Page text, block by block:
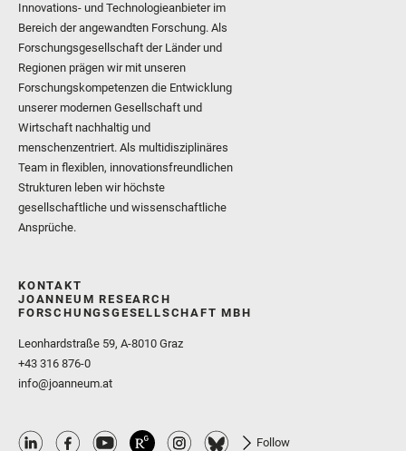
Innovations- und Technologieanbieter im
Bereich der angewandten Forschung. Als
Forschungsgesellschaft der Länder und
Regionen prägen wir mit unseren
Forschungskompetenzen die Entwicklung
unserer modernen Gesellschaft und
Wirtschaft nachhaltig und
menschenzentriert. Als multidisziplinäres
Team in flexiblen, innovationsfreundlichen
Strukturen leben wir höchste
gesellschaftliche und wissenschaftliche
Ansprüche.
KONTAKT
JOANNEUM RESEARCH
FORSCHUNGSGESELLSCHAFT MBH
Leonhardstraße 59, A-8010 Graz
+43 316 876-0
info@joanneum.at
Follow